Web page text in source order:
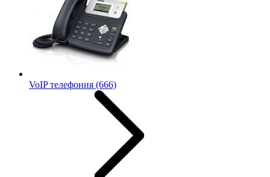
VoIP телефония (666)